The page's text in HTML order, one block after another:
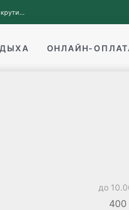
ОНЛАЙН-
до
400